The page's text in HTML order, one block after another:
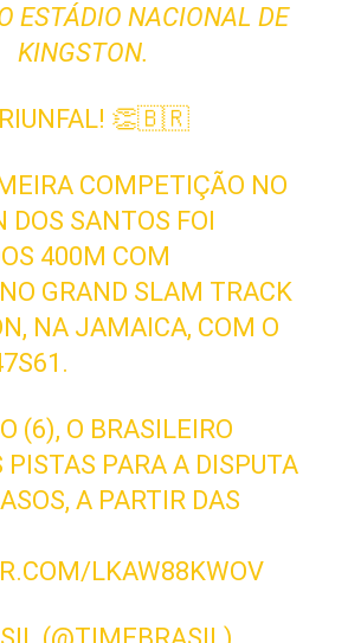
ESTÁDIO NACIONAL DE
KINGSTON.
👏🇧🇷
COMPETIÇÃO NO
DOS SANTOS FOI
400M COM
GRAND SLAM TRACK
NA JAMAICA, COM O
(6), O BRASILEIRO
PISTAS PARA A DISPUTA
A PARTIR DAS
LKAW88KWOV